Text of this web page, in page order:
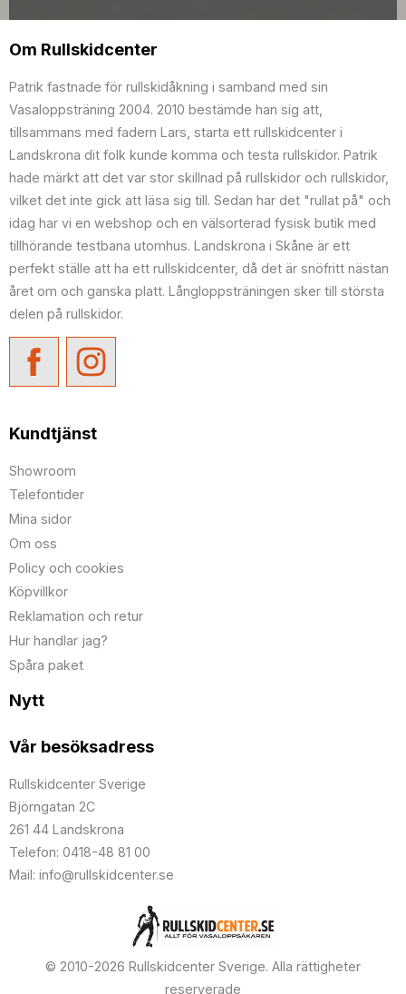
Om Rullskidcenter
Patrik fastnade för rullskidåkning i samband med sin
Vasaloppsträning 2004. 2010 bestämde han sig att,
tillsammans med fadern Lars, starta ett rullskidcenter i
Landskrona dit folk kunde komma och testa rullskidor. Patrik
hade märkt att det var stor skillnad på rullskidor och rullskidor,
vilket det inte gick att läsa sig till. Sedan har det "rullat på" och
idag har vi en webshop och en välsorterad fysisk butik med
tillhörande testbana utomhus. Landskrona i Skåne är ett
perfekt ställe att ha ett rullskidcenter, då det är snöfritt nästan
året om och ganska platt. Långloppsträningen sker till största
delen på rullskidor.
Kundtjänst
Showroom
Telefontider
Mina sidor
Om oss
Policy och cookies
Köpvillkor
Reklamation och retur
Hur handlar jag?
Spåra paket
Nytt
Vår besöksadress
Rullskidcenter Sverige
Björngatan 2C
261 44 Landskrona
Telefon: 0418-48 81 00
Mail: info@rullskidcenter.se
© 2010-2026 Rullskidcenter Sverige. Alla rättigheter
reserverade